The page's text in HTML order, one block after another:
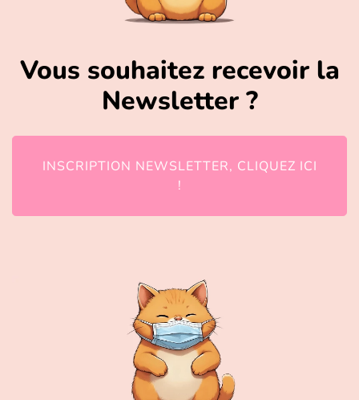
Vous souhaitez recevoir la
Newsletter ?
INSCRIPTION NEWSLETTER, CLIQUEZ ICI
!